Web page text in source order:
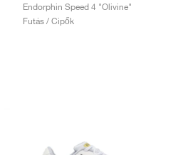
Endorphin Speed 4 "Olivine"
Futás / Cipők